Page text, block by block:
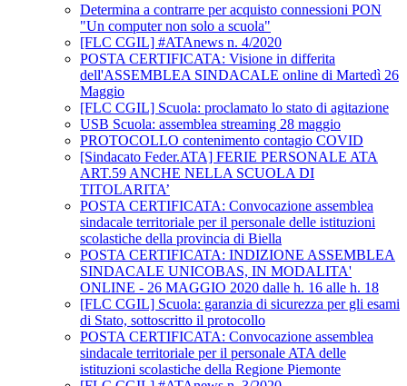
Determina a contrarre per acquisto connessioni PON
"Un computer non solo a scuola"
[FLC CGIL] #ATAnews n. 4/2020
POSTA CERTIFICATA: Visione in differita
dell'ASSEMBLEA SINDACALE online di Martedì 26
Maggio
[FLC CGIL] Scuola: proclamato lo stato di agitazione
USB Scuola: assemblea streaming 28 maggio
PROTOCOLLO contenimento contagio COVID
[Sindacato Feder.ATA] FERIE PERSONALE ATA
ART.59 ANCHE NELLA SCUOLA DI
TITOLARITA’
POSTA CERTIFICATA: Convocazione assemblea
sindacale territoriale per il personale delle istituzioni
scolastiche della provincia di Biella
POSTA CERTIFICATA: INDIZIONE ASSEMBLEA
SINDACALE UNICOBAS, IN MODALITA'
ONLINE - 26 MAGGIO 2020 dalle h. 16 alle h. 18
[FLC CGIL] Scuola: garanzia di sicurezza per gli esami
di Stato, sottoscritto il protocollo
POSTA CERTIFICATA: Convocazione assemblea
sindacale territoriale per il personale ATA delle
istituzioni scolastiche della Regione Piemonte